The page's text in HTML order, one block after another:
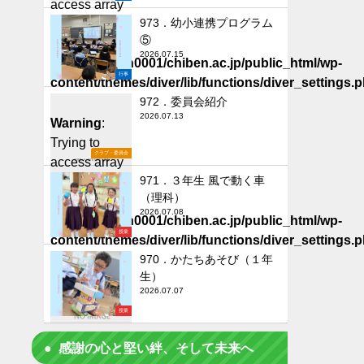
access array
offset on false
in
/home/chiben0001/chiben.ac.jp/public_html/wp-
content/themes/diver/lib/functions/
行事
973．幼小連携プログラム
⑤
2026.07.15
Warning:
Trying to
access array
offset on false
/home/chiben0001/chiben.ac.jp/public_html/wp-
content/themes/diver/lib/functions/
on line506
クラブ・委員会
972．委員会紹介
2026.07.13
授業
971．３年生 風で動く車
（理科）
2026.07.08
授業
970．かたちあそび（１年
生）
2026.07.07
感謝の心と堅い絆、そして未来へ